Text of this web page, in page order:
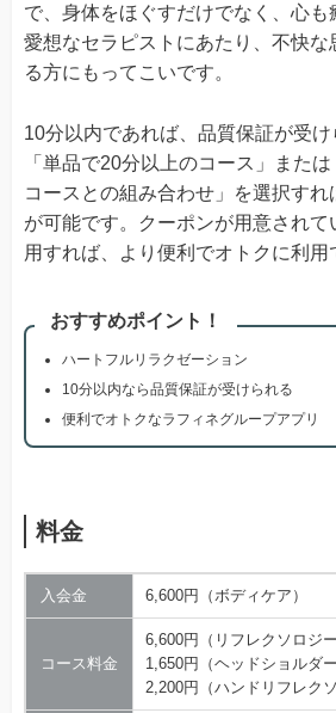
で、身体をほぐすだけでなく、心
愛想なセラピストにあたり、不快な
る方にもってこいです。
10分以内であれば、品質保証が受け
「単品で20分以上のコース」また
コースとの組み合わせ」を選択す
が可能です。クーポンが用意されて
用すれば、より便利でオトクに利用
おすすめポイント！
ハートフルリラクゼーション
10分以内なら品質保証が受けられる
便利でオトクなラフィネグループアプリ
料金
入会金 6,600円（ボディケア）
コース料金
6,600円（リフレクソロジー
1,650円（ヘッドショルダー
2,200円（ハンドリフレク